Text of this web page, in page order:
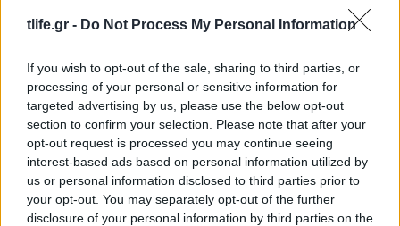
tlife.gr - Do Not Process My Personal Information
If you wish to opt-out of the sale, sharing to third parties, or
processing of your personal or sensitive information for
targeted advertising by us, please use the below opt-out
section to confirm your selection. Please note that after your
opt-out request is processed you may continue seeing
interest-based ads based on personal information utilized by
us or personal information disclosed to third parties prior to
your opt-out. You may separately opt-out of the further
disclosure of your personal information by third parties on the